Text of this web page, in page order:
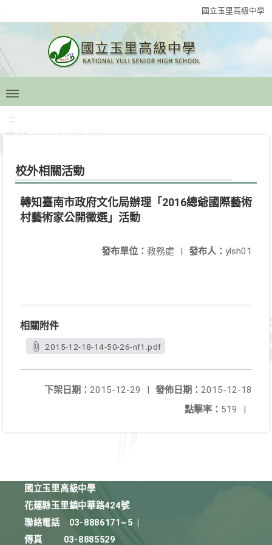
國立玉里高級中學
:::
校外相關活動
轉知臺南市政府文化局辦理「2016總爺國際藝術
村藝術家公開徵選」活動
發布人： ylsh01
發布單位： 教務處 |
相關附件
2015-12-18-14-50-26-nf1.pdf
發佈日期： 2015-12-18
下架日期： 2015-12-29
|
點擊率： 519 |
國立玉里高級中學
花蓮縣玉里鎮中華路424號
聯絡電話
03-8886171~5
傳真
03-8885529